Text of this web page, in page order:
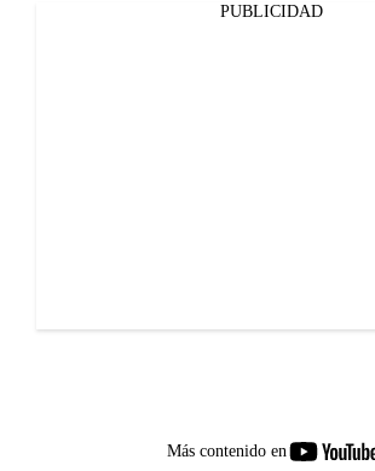
PUBLICIDAD
Más contenido en